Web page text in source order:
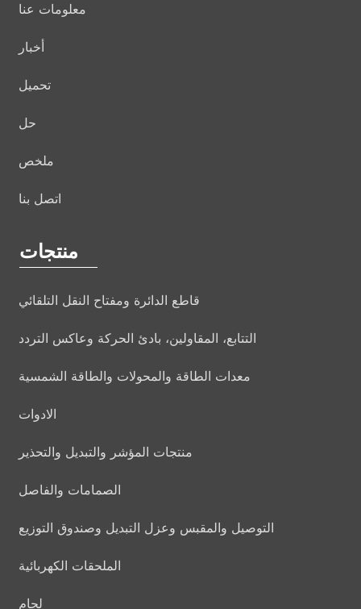
معلومات عنا
أخبار
تحميل
حل
ملخص
اتصل بنا
منتجات
قاطع الدائرة ومفتاح النقل التلقائي
التتابع، المقاولين، بادئ الحركة وعاكس التردد
معدات الطاقة والمحولات والطاقة الشمسية
الادوات
منتجات المؤشر والتبديل والتحذير
الصمامات والفاصل
التوصيل والمقبس وعزل التبديل وصندوق التوزيع
الملحقات الكهربائية
لحام